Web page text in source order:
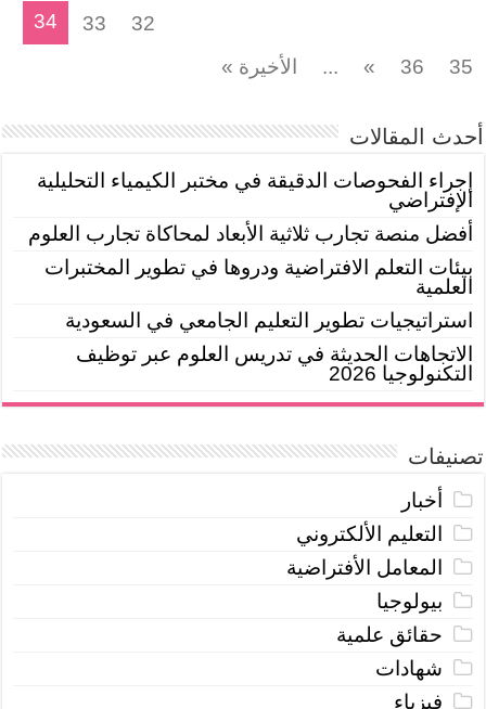
32
33
34
35
36
»
... الأخيرة »
أحدث المقالات
إجراء الفحوصات الدقيقة في مختبر الكيمياء التحليلية
الإفتراضي
أفضل منصة تجارب ثلاثية الأبعاد لمحاكاة تجارب العلوم
بيئات التعلم الافتراضية ودروها في تطوير المختبرات
العلمية
استراتيجيات تطوير التعليم الجامعي في السعودية
الاتجاهات الحديثة في تدريس العلوم عبر توظيف
التكنولوجيا 2026
تصنيفات
أخبار
التعليم الألكتروني
المعامل الأفتراضية
بيولوجيا
حقائق علمية
شهادات
فيزياء